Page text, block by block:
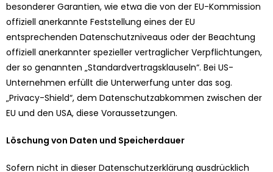
besonderer Garantien, wie etwa die von der EU-Kommission
offiziell anerkannte Feststellung eines der EU
entsprechenden Datenschutzniveaus oder der Beachtung
offiziell anerkannter spezieller vertraglicher Verpflichtungen,
der so genannten „Standardvertragsklauseln“. Bei US-
Unternehmen erfüllt die Unterwerfung unter das sog.
„Privacy-Shield“, dem Datenschutzabkommen zwischen der
EU und den USA, diese Voraussetzungen.
Löschung von Daten und Speicherdauer
Sofern nicht in dieser Datenschutzerklärung ausdrücklich